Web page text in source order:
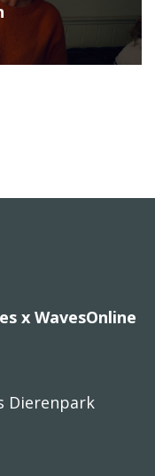
x WavesOnline
Dierenpark